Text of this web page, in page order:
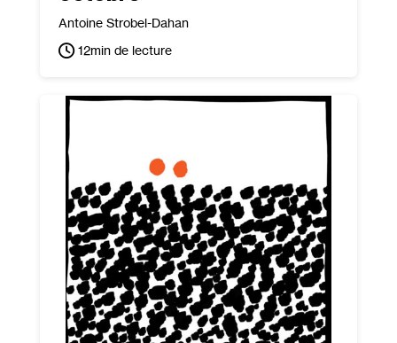
Antoine Strobel-Dahan
12min de lecture